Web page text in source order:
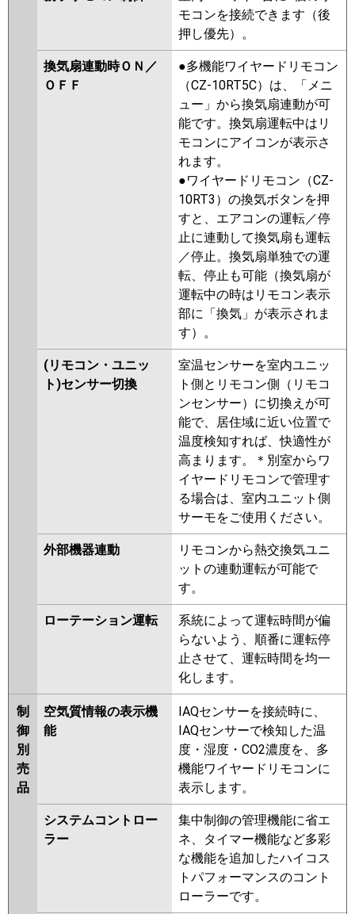
モコンを接続できます（後
押し優先）。
換気扇連動時ＯＮ／
ＯＦＦ
●多機能ワイヤードリモコン
（CZ-10RT5C）は、「メニ
ュー」から換気扇連動が可
能です。換気扇運転中はリ
モコンにアイコンが表示さ
れます。
●ワイヤードリモコン（CZ-
10RT3）の換気ボタンを押
すと、エアコンの運転／停
止に連動して換気扇も運転
／停止。換気扇単独での運
転、停止も可能（換気扇が
運転中の時はリモコン表示
部に「換気」が表示されま
す）。
(リモコン・ユニッ
ト)センサー切換
室温センサーを室内ユニッ
ト側とリモコン側（リモコ
ンセンサー）に切換えが可
能で、居住域に近い位置で
温度検知すれば、快適性が
高まります。＊別室からワ
イヤードリモコンで管理す
る場合は、室内ユニット側
サーモをご使用ください。
外部機器連動
リモコンから熱交換気ユニ
ットの連動運転が可能で
す。
ローテーション運転
系統によって運転時間が偏
らないよう、順番に運転停
止させて、運転時間を均一
化します。
制
御
別
売
品
空気質情報の表示機
能
IAQセンサーを接続時に、
IAQセンサーで検知した温
度・湿度・CO2濃度を、多
機能ワイヤードリモコンに
表示します。
システムコントロー
ラー
集中制御の管理機能に省エ
ネ、タイマー機能など多彩
な機能を追加したハイコス
トパフォーマンスのコント
ローラーです。